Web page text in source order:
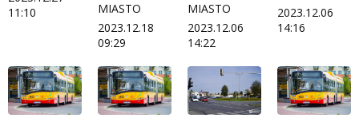
11:10
MIASTO
2023.12.18
09:29
MIASTO
2023.12.06
14:22
2023.12.06
14:16